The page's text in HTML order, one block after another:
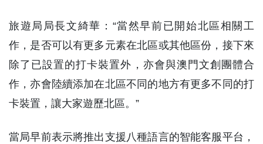
旅遊局局長文綺華：“當然早前已開始北區相關工
作，是否可以有更多元素在北區或其他區份，接下來
除了已設置的打卡裝置外，亦會與澳門文創團體合
作，亦會陸續添加在北區不同的地方有更多不同的打
卡裝置，讓大家遊歷北區。”
當局早前表示將推出支援八種語言的智能客服平台，